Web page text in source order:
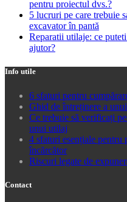
pentru proiectul dvs.?
5 lucruri pe care trebuie
excavator în pantă
Reparatii utilaje: ce
ajutor?
Info utile
6 sfaturi pentru
Ghid de întreținere a
Ce trebuie să verificați
unui utilaj
4 sfaturi esențiale pentru
încărcător
Riscuri legate de
Contact